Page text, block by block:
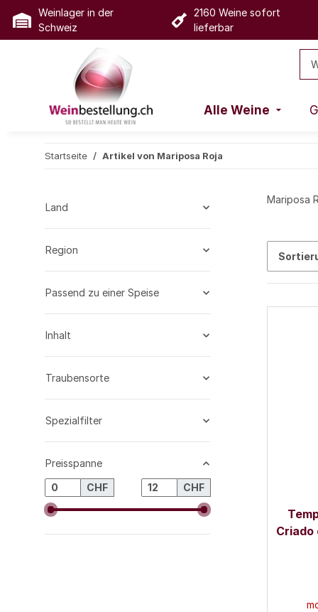
Weinlager in der
Schweiz
2160 Weine sofort
lieferbar
Alle Weine
Startseite Artikel von Mariposa Roja
Mariposa
Criado
Land
Region
Passend zu einer Speise
Inhalt
Traubensorte
Spezialfilter
Preisspanne
CHF CHF